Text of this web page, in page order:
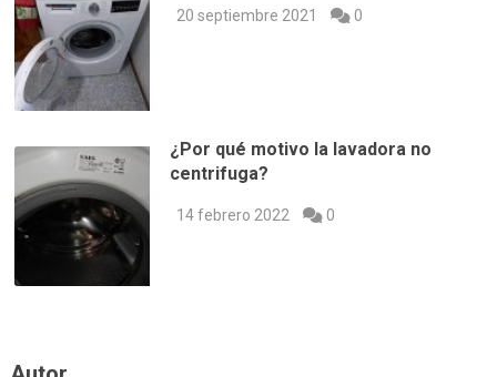
20 septiembre 2021 0
¿Por qué motivo la lavadora no
centrifuga?
14 febrero 2022 0